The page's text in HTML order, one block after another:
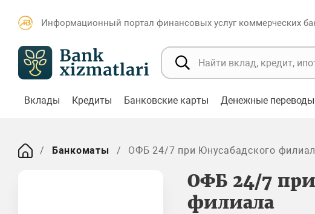
Информационный портал финансовых услуг коммерческих
Вклады Кредиты Банковские карты Денежные переводы
Банкоматы ОФБ 24/7 при Юнусабадского
ОФБ 24/7
филиала